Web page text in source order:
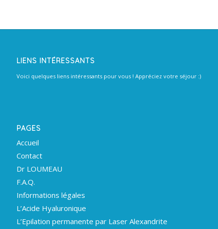
LIENS INTÉRESSANTS
Voici quelques liens intéressants pour vous ! Appréciez votre séjour :)
PAGES
Accueil
Contact
Dr LOUMEAU
F.A.Q.
Informations légales
L’Acide Hyaluronique
L’Epilation permanente par Laser Alexandrite